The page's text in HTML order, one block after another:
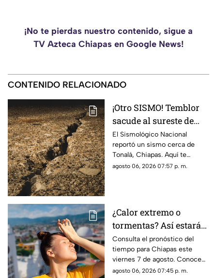
¡No te pierdas nuestro contenido, sigue a
TV Azteca Chiapas en Google News!
CONTENIDO RELACIONADO
¡Otro SISMO! Temblor
sacude al sureste de
México HOY: epicentro
y magnitud
El Sismológico Nacional
reportó un sismo cerca de
Tonalá, Chiapas. Aquí te
contamos todos los detalles
agosto 06, 2026 07:57 p. m.
¿Calor extremo o
tormentas? Así estará
el clima este viernes 7
de agosto en Chiapas
Consulta el pronóstico del
tiempo para Chiapas este
viernes 7 de agosto. Conoce
las regiones con probabilidad
agosto 06, 2026 07:45 p. m.